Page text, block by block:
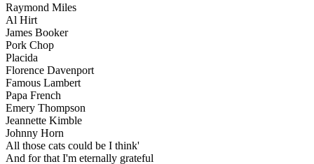
Raymond Miles
Al Hirt
James Booker
Pork Chop
Placida
Florence Davenport
Famous Lambert
Papa French
Emery Thompson
Jeannette Kimble
Johnny Horn
All those cats could be I think'
And for that I'm eternally grateful